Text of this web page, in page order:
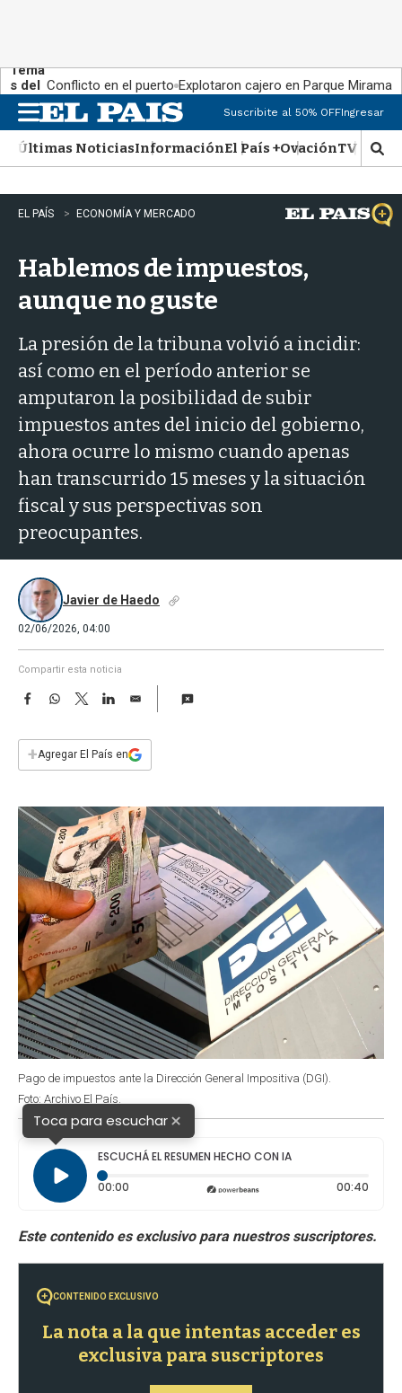
Tema
s del
día:
Conflicto en el puerto Explotaron cajero en Parque Miramar
n
u
Suscribite al 50% OFFIngresar
Últimas NoticiasInformaciónEl País +OvaciónTV Show
M
o
s
t
r
EL PAÍS ECONOMÍA Y MERCADO
Hablemos de impuestos,
aunque no guste
La presión de la tribuna volvió a incidir:
así como en el período anterior se
amputaron la posibilidad de subir
impuestos antes del inicio del gobierno,
ahora ocurre lo mismo cuando apenas
han transcurrido 15 meses y la situación
fiscal y sus perspectivas son
preocupantes.
Javier de Haedo
02/06/2026, 04:00
Compartir esta noticia
F
e
b
k
W
s
T
w
t
L
n
E
i
l
+Agregar El País en
Pago de impuestos ante la Dirección General Impositiva (DGI).
Foto: Archivo El País.
Toca para escuchar×
ESCUCHÁ EL RESUMEN HECHO CON IA
00:00 Tiempo transcurrido: 0 segundos 00:40
CONTENIDO EXCLUSIVO
La nota a la que intentas acceder es
exclusiva para suscriptores